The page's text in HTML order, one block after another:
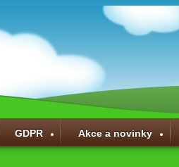
GDPR Akce a novinky